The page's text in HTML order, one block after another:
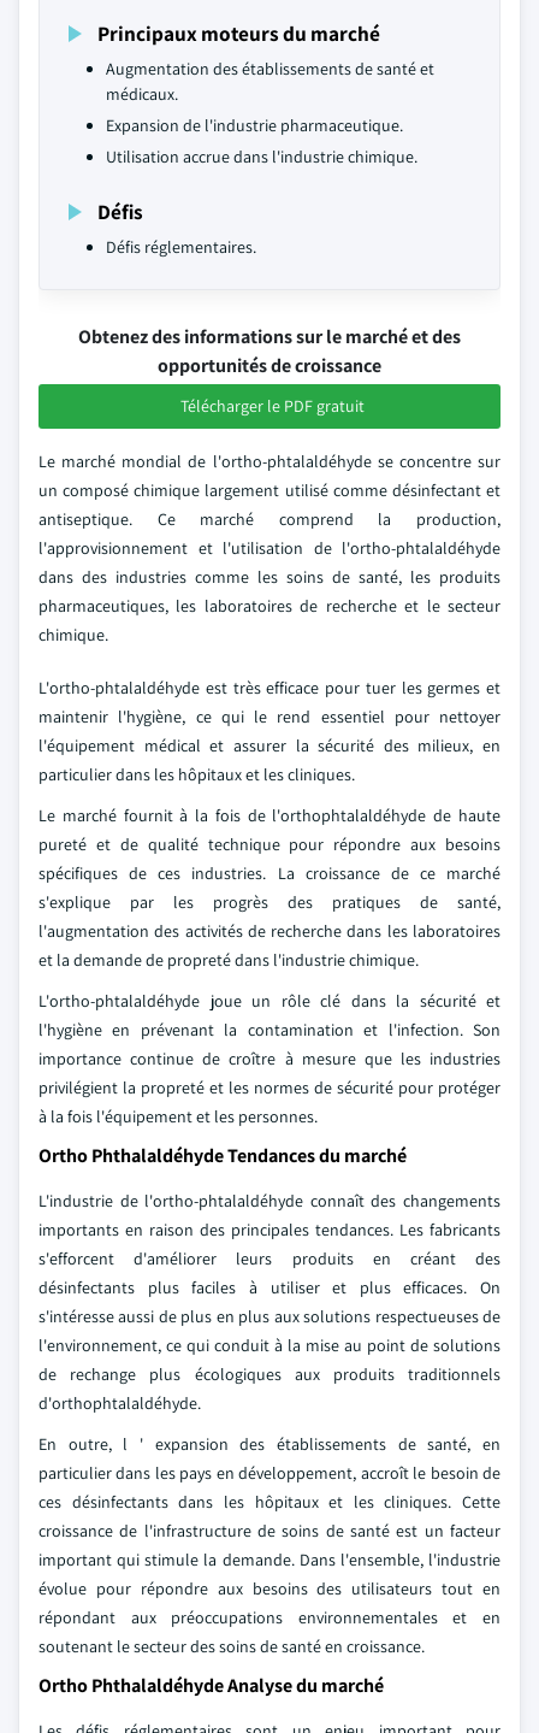
Principaux moteurs du marché
Augmentation des établissements de santé et
médicaux.
Expansion de l'industrie pharmaceutique.
Utilisation accrue dans l'industrie chimique.
Défis
Défis réglementaires.
Obtenez des informations sur le marché et des
opportunités de croissance
Télécharger le PDF gratuit
Le marché mondial de l'ortho-phtalaldéhyde se concentre sur
un composé chimique largement utilisé comme désinfectant et
antiseptique. Ce marché comprend la production,
l'approvisionnement et l'utilisation de l'ortho-phtalaldéhyde
dans des industries comme les soins de santé, les produits
pharmaceutiques, les laboratoires de recherche et le secteur
chimique.
L'ortho-phtalaldéhyde est très efficace pour tuer les germes et
maintenir l'hygiène, ce qui le rend essentiel pour nettoyer
l'équipement médical et assurer la sécurité des milieux, en
particulier dans les hôpitaux et les cliniques.
Le marché fournit à la fois de l'orthophtalaldéhyde de haute
pureté et de qualité technique pour répondre aux besoins
spécifiques de ces industries. La croissance de ce marché
s'explique par les progrès des pratiques de santé,
l'augmentation des activités de recherche dans les laboratoires
et la demande de propreté dans l'industrie chimique.
L'ortho-phtalaldéhyde joue un rôle clé dans la sécurité et
l'hygiène en prévenant la contamination et l'infection. Son
importance continue de croître à mesure que les industries
privilégient la propreté et les normes de sécurité pour protéger
à la fois l'équipement et les personnes.
Ortho Phthalaldéhyde Tendances du marché
L'industrie de l'ortho-phtalaldéhyde connaît des changements
importants en raison des principales tendances. Les fabricants
s'efforcent d'améliorer leurs produits en créant des
désinfectants plus faciles à utiliser et plus efficaces. On
s'intéresse aussi de plus en plus aux solutions respectueuses de
l'environnement, ce qui conduit à la mise au point de solutions
de rechange plus écologiques aux produits traditionnels
d'orthophtalaldéhyde.
En outre, l ' expansion des établissements de santé, en
particulier dans les pays en développement, accroît le besoin de
ces désinfectants dans les hôpitaux et les cliniques. Cette
croissance de l'infrastructure de soins de santé est un facteur
important qui stimule la demande. Dans l'ensemble, l'industrie
évolue pour répondre aux besoins des utilisateurs tout en
répondant aux préoccupations environnementales et en
soutenant le secteur des soins de santé en croissance.
Ortho Phthalaldéhyde Analyse du marché